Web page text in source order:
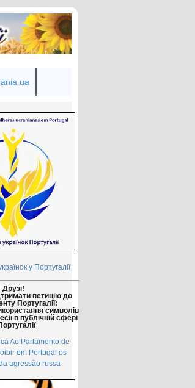
ua
у Португалії
Друзі!
петицію до
Португалії:
символів
в публічній сфері
Ao Parlamento de
em Portugal os
agressão russa